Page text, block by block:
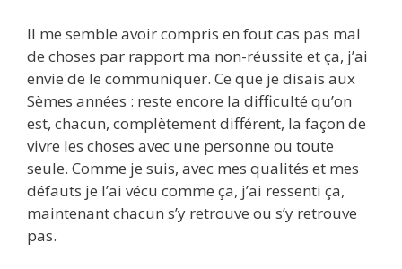
Il me semble avoir compris en fout cas pas mal
de choses par rapport ma non-réussite et ça, j’ai
envie de le communiquer. Ce que je disais aux
Sèmes années : reste encore la difficulté qu’on
est, chacun, complètement différent, la façon de
vivre les choses avec une personne ou toute
seule. Comme je suis, avec mes qualités et mes
défauts je l’ai vécu comme ça, j’ai ressenti ça,
maintenant chacun s’y retrouve ou s’y retrouve
pas.